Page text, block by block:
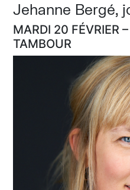
Jehanne Bergé,
MARDI 20 FÉVRIER
TAMBOUR